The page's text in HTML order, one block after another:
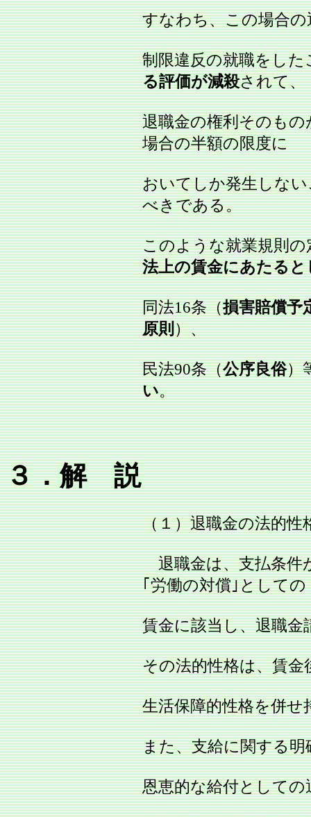
すなわち、この場合
制限違反の就職をし
る評価が減殺されて、
退職金の権利そのも
場合の半額の限度に
おいてしか発生しな
べきである。
このような就業規則
法上の賃金にあたると
同法16条（損害賠償予
原則）、
民法90条（公序良俗）
い。
３．解 説
（１）退職金の法的性
退職金は、支払条件
｢労働の対償｣としての
賃金に該当し、退職金
その法的性格は、賃金
生活保障的性格を併
また、支給に関する
恩恵的な給付として